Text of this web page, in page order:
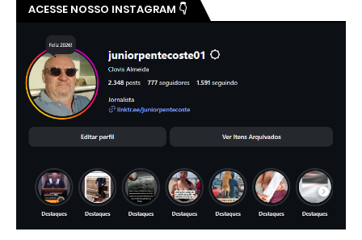
ACESSE NOSSO INSTAGRAM 👇